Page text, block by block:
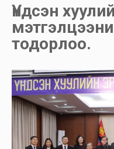
Үндсэн
тодорлоо.